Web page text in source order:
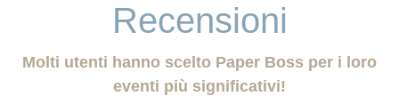
Recensioni
Molti utenti hanno scelto Paper Boss per i loro
eventi più significativi!